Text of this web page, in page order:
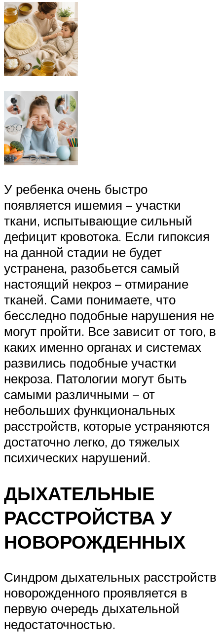
У ребенка очень быстро
появляется ишемия – участки
ткани, испытывающие сильный
дефицит кровотока. Если гипоксия
на данной стадии не будет
устранена, разобьется самый
настоящий некроз – отмирание
тканей. Сами понимаете, что
бесследно подобные нарушения не
могут пройти. Все зависит от того, в
каких именно органах и системах
развились подобные участки
некроза. Патологии могут быть
самыми различными – от
небольших функциональных
расстройств, которые устраняются
достаточно легко, до тяжелых
психических нарушений.
ДЫХАТЕЛЬНЫЕ
РАССТРОЙСТВА У
НОВОРОЖДЕННЫХ
Синдром дыхательных расстройств
новорожденного проявляется в
первую очередь дыхательной
недостаточностью.